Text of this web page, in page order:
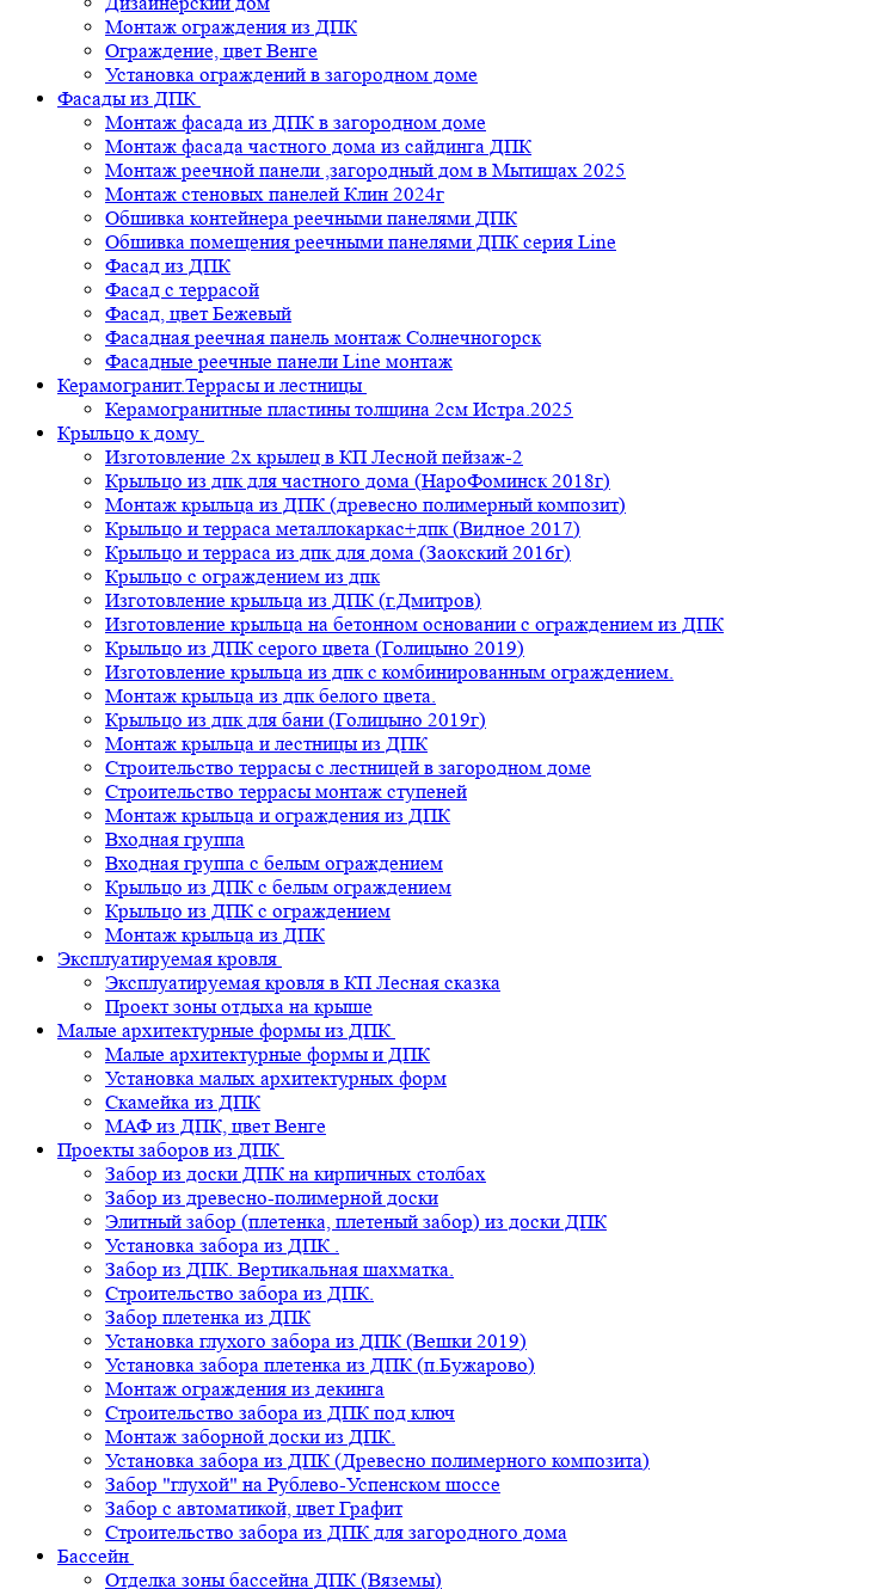
Монтаж ограждения из ДПК
Ограждение, цвет Венге
Установка ограждений в загородном доме
Фасады из ДПК
Монтаж фасада из ДПК в загородном доме
Монтаж фасада частного дома из сайдинга ДПК
Монтаж реечной панели ,загородный дом в Мытищах 2025
Монтаж стеновых панелей Клин 2024г
Обшивка контейнера реечными панелями ДПК
Обшивка помещения реечными панелями ДПК серия Line
Фасад из ДПК
Фасад с террасой
Фасад, цвет Бежевый
Фасадная реечная панель монтаж Солнечногорск
Фасадные реечные панели Line монтаж
Керамогранит.Террасы и лестницы
Керамогранитные пластины толщина 2см Истра.2025
Крыльцо к дому
Изготовление 2х крылец в КП Лесной пейзаж-2
Крыльцо из дпк для частного дома (НароФоминск 2018г)
Монтаж крыльца из ДПК (древесно полимерный композит)
Крыльцо и терраса металлокаркас+дпк (Видное 2017)
Крыльцо и терраса из дпк для дома (Заокский 2016г)
Крыльцо с ограждением из дпк
Изготовление крыльца из ДПК (г.Дмитров)
Изготовление крыльца на бетонном основании с ограждением из ДПК
Крыльцо из ДПК серого цвета (Голицыно 2019)
Изготовление крыльца из дпк с комбинированным ограждением.
Монтаж крыльца из дпк белого цвета.
Крыльцо из дпк для бани (Голицыно 2019г)
Монтаж крыльца и лестницы из ДПК
Строительство террасы с лестницей в загородном доме
Строительство террасы монтаж ступеней
Монтаж крыльца и ограждения из ДПК
Входная группа
Входная группа с белым ограждением
Крыльцо из ДПК с белым ограждением
Крыльцо из ДПК с ограждением
Монтаж крыльца из ДПК
Эксплуатируемая кровля
Эксплуатируемая кровля в КП Лесная сказка
Проект зоны отдыха на крыше
Малые архитектурные формы из ДПК
Малые архитектурные формы и ДПК
Установка малых архитектурных форм
Скамейка из ДПК
МАФ из ДПК, цвет Венге
Проекты заборов из ДПК
Забор из доски ДПК на кирпичных столбах
Забор из древесно-полимерной доски
Элитный забор (плетенка, плетеный забор) из доски ДПК
Установка забора из ДПК .
Забор из ДПК. Вертикальная шахматка.
Строительство забора из ДПК.
Забор плетенка из ДПК
Установка глухого забора из ДПК (Вешки 2019)
Установка забора плетенка из ДПК (п.Бужарово)
Монтаж ограждения из декинга
Строительство забора из ДПК под ключ
Монтаж заборной доски из ДПК.
Установка забора из ДПК (Древесно полимерного композита)
Забор "глухой" на Рублево-Успенском шоссе
Забор с автоматикой, цвет Графит
Строительство забора из ДПК для загородного дома
Бассейн
Отделка зоны бассейна ДПК (Вяземы)